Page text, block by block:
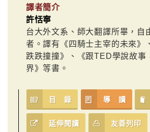
譯者簡介
許恬寧
台大外文系、師大翻譯所畢，自
者。譯有《四騎士主宰的未來》
跌跌撞撞》、《跟TED學說故事
界》等書。
目 錄 導 讀
延伸閱讀 友善列印